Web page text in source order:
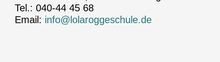
Tel.: 040-44 45 68
Email: info@lolaroggeschule.de